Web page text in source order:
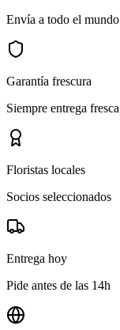
Envía a todo el mundo
Garantía frescura
Siempre entrega fresca
Floristas locales
Socios seleccionados
Entrega hoy
Pide antes de las 14h